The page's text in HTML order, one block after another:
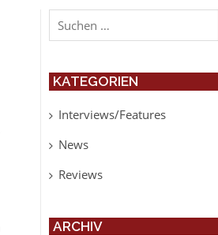
Suchen
nach:
KATEGORIEN
Interviews/Features
News
Reviews
ARCHIV